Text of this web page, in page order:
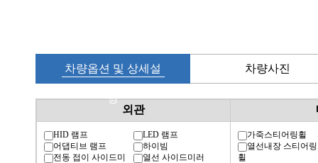
차량옵션 및 상세설
명
차량사진
외관
HID 램프
LED 램프
어댑티브 램프
하이빔
전동 접이 사이드미
열선 사이드미러
가죽스티어링휠
열선내장 스티어링
휠